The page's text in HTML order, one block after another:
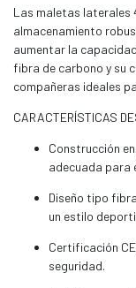
Las maletas laterales
almacenamiento
aumentar la
fibra de carbono y su
compañeras ideales
CARACTERÍSTICAS
Construcción
adecuada para
Diseño tipo
un estilo
Certificación
seguridad.